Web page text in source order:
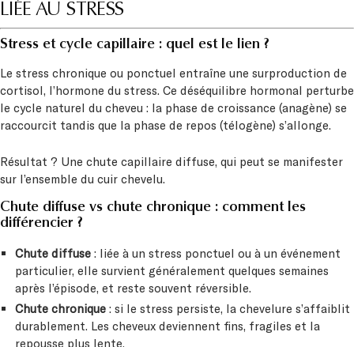
LIÉE AU STRESS
Stress et cycle capillaire : quel est le lien ?
Le stress chronique ou ponctuel entraîne une surproduction de
cortisol, l’hormone du stress. Ce déséquilibre hormonal perturbe
le cycle naturel du cheveu : la phase de croissance (anagène) se
raccourcit tandis que la phase de repos (télogène) s’allonge.
Résultat ? Une chute capillaire diffuse, qui peut se manifester
sur l’ensemble du cuir chevelu.
Chute diffuse vs chute chronique : comment les
différencier ?
Chute diffuse: liée à un stress ponctuel ou à un événement
particulier, elle survient généralement quelques semaines
après l’épisode, et reste souvent réversible.
Chute chronique: si le stress persiste, la chevelure s’affaiblit
durablement. Les cheveux deviennent fins, fragiles et la
repousse plus lente.